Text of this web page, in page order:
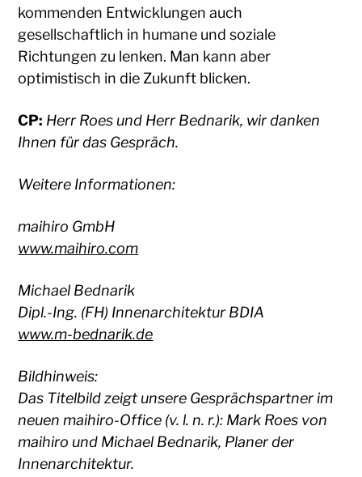
kommenden Entwicklungen auch
gesellschaftlich in humane und soziale
Richtungen zu lenken. Man kann aber
optimistisch in die Zukunft blicken.
CP: Herr Roes und Herr Bednarik, wir danken
Ihnen für das Gespräch.
Weitere Informationen:
maihiro GmbH
www.maihiro.com
Michael Bednarik
Dipl.-Ing. (FH) Innenarchitektur BDIA
www.m-bednarik.de
Bildhinweis:
Das Titelbild zeigt unsere Gesprächspartner im
neuen maihiro-Office (v. l. n. r.): Mark Roes von
maihiro und Michael Bednarik, Planer der
Innenarchitektur.